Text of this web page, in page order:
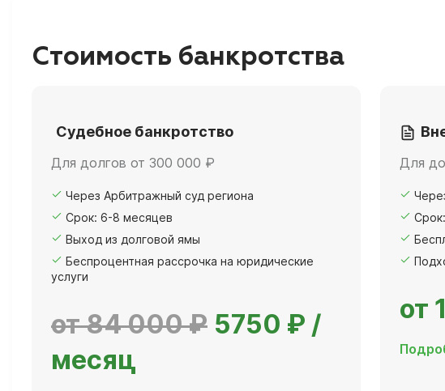
Стоимость банкротства
Судебное банкротство
Для долгов от 300 000 ₽
Через Арбитражный суд региона
Срок: 6-8 месяцев
Выход из долговой ямы
Беспроцентная рассрочка на юридические
услуги
от 84 000 ₽ 5750 ₽ /
месяц
Для
от